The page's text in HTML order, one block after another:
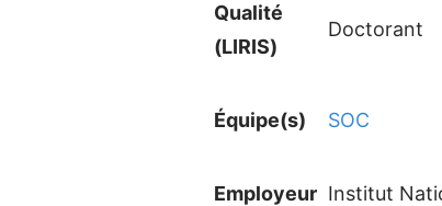
Qualité
(LIRIS)
Doctorant
Équipe(s) SOC
Employeur Institut